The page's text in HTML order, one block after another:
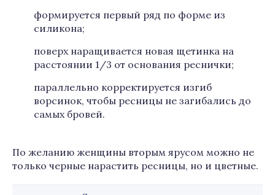
формируется первый ряд по форме из
силикона;
поверх наращивается новая щетинка на
расстоянии 1/3 от основания реснички;
параллельно корректируется изгиб
ворсинок, чтобы ресницы не загибались до
самых бровей.
По желанию женщины вторым ярусом можно не
только черные нарастить ресницы, но и цветные.